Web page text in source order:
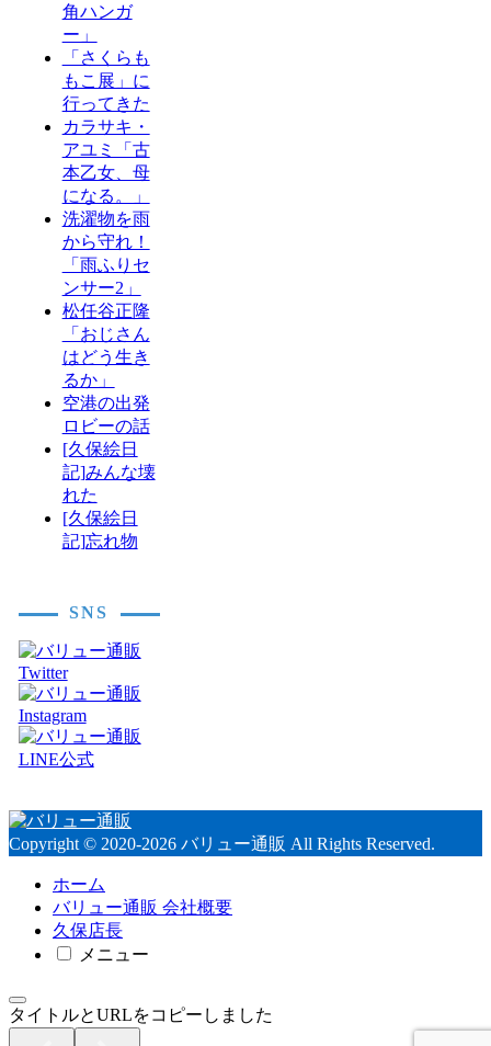
角ハンガ
ー」
「さくらも
もこ展」に
行ってきた
カラサキ・
アユミ「古
本乙女、母
になる。」
洗濯物を雨
から守れ！
「雨ふりセ
ンサー2」
松任谷正隆
「おじさん
はどう生き
るか」
空港の出発
ロビーの話
[久保絵日
記]みんな壊
れた
[久保絵日
記]忘れ物
SNS
Copyright © 2020-2026 バリュー通販 All Rights Reserved.
ホーム
バリュー通販 会社概要
久保店長
メニュー
タイトルとURLをコピーしました